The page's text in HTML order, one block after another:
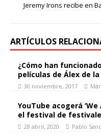
Jeremy Irons recibe en
ARTÍCULOS
¿Cómo han
películas de Álex de
30 noviembre, 2017
YouTube acogerá ‘We
el festival de
28 abril, 2020 Pablo